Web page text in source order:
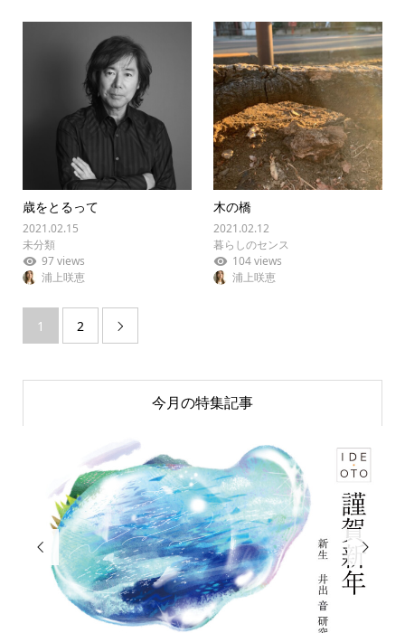
歳をとるって
2021.02.15
未分類
97 views
浦上咲恵
木の橋
2021.02.12
暮らしのセンス
104 views
浦上咲恵
1 2 
今月の特集記事
 